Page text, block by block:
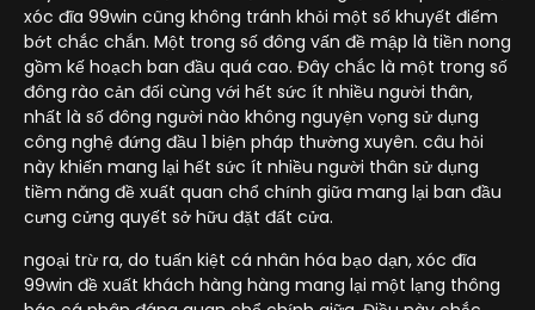
xóc đĩa 99win cũng không tránh khỏi một số khuyết điểm
bớt chắc chắn. Một trong số đông vấn đề mập là tiền nong
gồm kế hoạch ban đầu quá cao. Đây chắc là một trong số
đông rào cản đối cùng với hết sức ít nhiều người thân,
nhất là số đông người nào không nguyện vọng sử dụng
công nghệ đứng đầu 1 biện pháp thường xuyên. câu hỏi
này khiến mang lại hết sức ít nhiều người thân sử dụng
tiềm năng đề xuất quan chổ chính giữa mang lại ban đầu
cưng cửng quyết sở hữu đặt đất cửa.
ngoại trừ ra, do tuấn kiệt cá nhân hóa bạo dạn, xóc đĩa
99win đề xuất khách hàng hàng mang lại một lạng thông